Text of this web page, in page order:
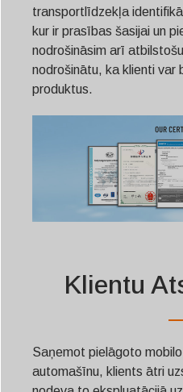
transportlīdzekļa
kur ir prasības šasijai un
nodrošināsim arī
nodrošinātu, ka klienti var
produktus.
Klientu
Saņemot pielāgoto
automašīnu, klients ātri